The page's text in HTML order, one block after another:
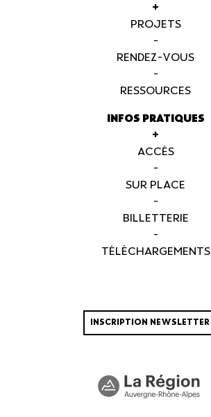
+
PROJETS
-
RENDEZ-VOUS
-
RESSOURCES
INFOS PRATIQUES
+
ACCÈS
-
SUR PLACE
-
BILLETTERIE
-
TÉLÉCHARGEMENTS
INSCRIPTION NEWSLETTER